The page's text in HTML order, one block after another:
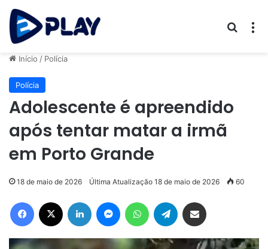
Início / Polícia
Polícia
Adolescente é apreendido
após tentar matar a irmã
em Porto Grande
18 de maio de 2026 Última Atualização 18 de maio de 2026 60
Facebook Linkedin MessengerWhatsAppTelegram